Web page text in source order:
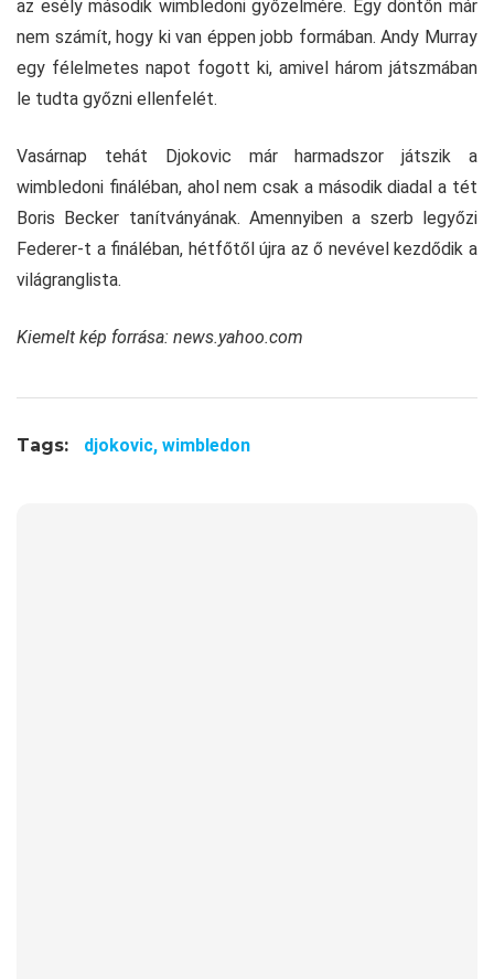
az esély második wimbledoni győzelmére. Egy döntőn már
nem számít, hogy ki van éppen jobb formában. Andy Murray
egy félelmetes napot fogott ki, amivel három játszmában
le tudta győzni ellenfelét.
Vasárnap tehát Djokovic már harmadszor játszik a
wimbledoni fináléban, ahol nem csak a második diadal a tét
Boris Becker tanítványának. Amennyiben a szerb legyőzi
Federer-t a fináléban, hétfőtől újra az ő nevével kezdődik a
világranglista.
Kiemelt kép forrása: news.yahoo.com
Tags: djokovic, wimbledon